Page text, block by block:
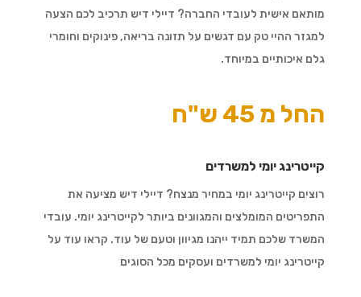
מותאם אישית לעובדי החברה? דיילי דיש תרכיב לכם הצעה
למגזר ההיי טק עם דגשים על תזונה בריאה, פינוקים וחומרי
גלם איכותיים במיוחד.
החל מ 45 ש"ח
קייטרינג יומי למשרדים
רוצים קייטרינג יומי במחיר מנצח? דיילי דיש מציעה את
התפריטים המומלצים והמגוונים ביותר לקייטרינג יומי. עובדי
המשרד שלכם תמיד ייהנו מגיוון וטעם של עוד. קראו עוד על
קייטרינג יומי למשרדים ועסקים מכל הסוגים